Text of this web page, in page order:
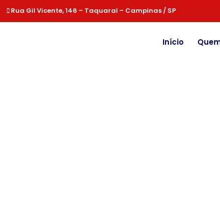
Rua Gil Vicente, 146 – Taquaral – Campinas / SP
Início
Anti-Ransomware